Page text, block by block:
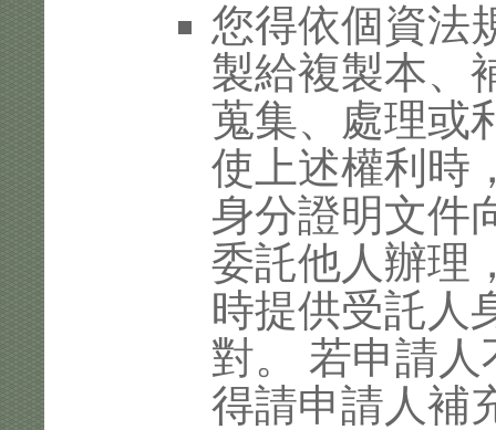
您得依個資法
製給複製本、
蒐集、處理或
使上述權利時
身分證明文件
委託他人辦理
時提供受託人
對。 若申請
得請申請人補